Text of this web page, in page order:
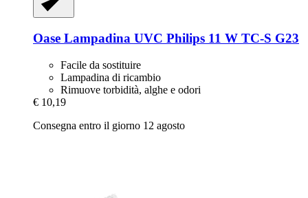
Oase Lampadina UVC Philips 11 W TC-​S G23
Facile da sostituire
Lampadina di ricambio
Rimuove torbidità, alghe e odori
€ 10,19
Consegna entro il giorno 12 agosto